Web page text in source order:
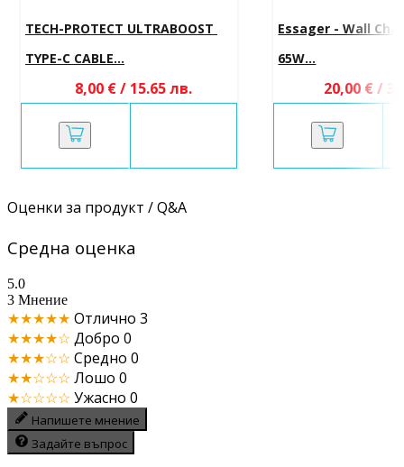
TECH-PROTECT ULTRABOOST
TYPE-C CABLE...
8,00 € / 15.65 лв.
Essager - Wall
65W...
20,00 € /
Оценки за продукт / Q&A
Средна оценка
5.0
3 Мнение
★★★★★ Отлично 3
★★★★☆ Добро 0
★★★☆☆ Средно 0
★★☆☆☆ Лошо 0
★☆☆☆☆ Ужасно 0
Напишете мнение
Задайте въпрос